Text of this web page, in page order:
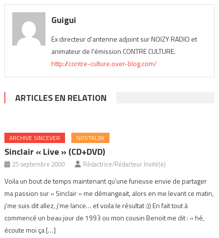
Guigui
Ex directeur d'antenne adjoint sur NOIZY RADIO et
animateur de l'émission CONTRE CULTURE.
http://contre-culture.over-blog.com/
ARTICLES EN RELATION
ARCHIVE SINCEVER NOSTALZIK
Sinclair « Live » (CD+DVD)
25 septembre 2000 Rédactrice/Rédacteur Invité(e)
Voila un bout de temps maintenant qu’une furieuse envie de partager
ma passion sur « Sinclair » me démangeait, alors en me levant ce matin,
j’me suis dit allez, j’me lance… et voila le résultat :)) En fait tout à
commencé un beau jour de 1993 ou mon cousin Benoit me dit : « hé,
écoute moi ça […]